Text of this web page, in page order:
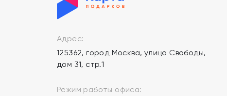
Адрес:
125362, город Москва, улица Свободы,
дом 31, стр.1
Режим работы офиса: